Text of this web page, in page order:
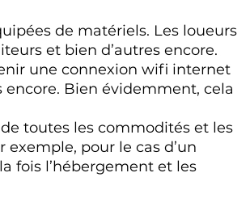
de matériels. Les loueurs
et bien d’autres encore.
une connexion wifi internet
Bien évidemment, cela
toutes les commodités et les
pour le cas d’un
fois l’hébergement et les